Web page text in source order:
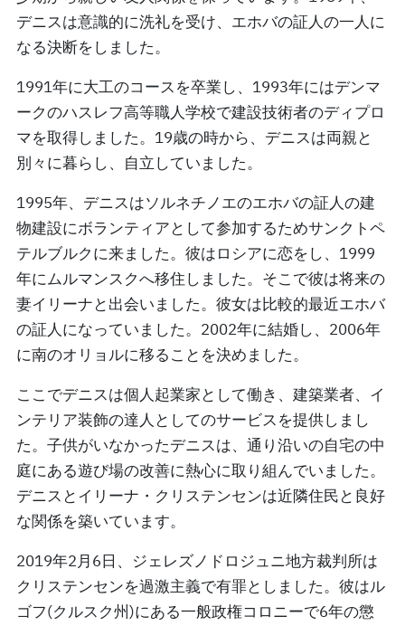
デニスは意識的に洗礼を受け、エホバの証人の一人に
なる決断をしました。
1991年に大工のコースを卒業し、1993年にはデンマ
ークのハスレフ高等職人学校で建設技術者のディプロ
マを取得しました。19歳の時から、デニスは両親と
別々に暮らし、自立していました。
1995年、デニスはソルネチノエのエホバの証人の建
物建設にボランティアとして参加するためサンクトペ
テルブルクに来ました。彼はロシアに恋をし、1999
年にムルマンスクへ移住しました。そこで彼は将来の
妻イリーナと出会いました。彼女は比較的最近エホバ
の証人になっていました。2002年に結婚し、2006年
に南のオリョルに移ることを決めました。
ここでデニスは個人起業家として働き、建築業者、イ
ンテリア装飾の達人としてのサービスを提供しまし
た。子供がいなかったデニスは、通り沿いの自宅の中
庭にある遊び場の改善に熱心に取り組んでいました。
デニスとイリーナ・クリステンセンは近隣住民と良好
な関係を築いています。
2019年2月6日、ジェレズノドロジュニ地方裁判所は
クリステンセンを過激主義で有罪としました。彼はル
ゴフ(クルスク州)にある一般政権コロニーで6年の懲